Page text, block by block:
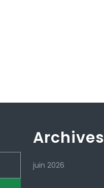
Archives
juin 2026